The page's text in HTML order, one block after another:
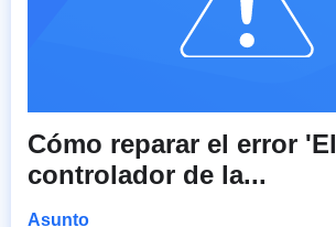
Cómo reparar el error 'El
controlador de la...
Asunto